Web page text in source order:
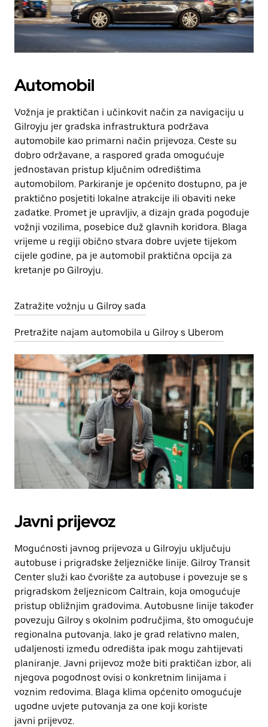
Automobil
Vožnja je praktičan i učinkovit način za navigaciju u
Gilroyju jer gradska infrastruktura podržava
automobile kao primarni način prijevoza. Ceste su
dobro održavane, a raspored grada omogućuje
jednostavan pristup ključnim odredištima
automobilom. Parkiranje je općenito dostupno, pa je
praktično posjetiti lokalne atrakcije ili obaviti neke
zadatke. Promet je upravljiv, a dizajn grada pogoduje
vožnji vozilima, posebice duž glavnih koridora. Blaga
vrijeme u regiji obično stvara dobre uvjete tijekom
cijele godine, pa je automobil praktična opcija za
kretanje po Gilroyju.
Zatražite vožnju u Gilroy sada
Pretražite najam automobila u Gilroy s Uberom
Javni prijevoz
Mogućnosti javnog prijevoza u Gilroyju uključuju
autobuse i prigradske željezničke linije. Gilroy Transit
Center služi kao čvorište za autobuse i povezuje se s
prigradskom željeznicom Caltrain, koja omogućuje
pristup obližnjim gradovima. Autobusne linije također
povezuju Gilroy s okolnim područjima, što omogućuje
regionalna putovanja. Iako je grad relativno malen,
udaljenosti između odredišta ipak mogu zahtijevati
planiranje. Javni prijevoz može biti praktičan izbor, ali
njegova pogodnost ovisi o konkretnim linijama i
voznim redovima. Blaga klima općenito omogućuje
ugodne uvjete putovanja za one koji koriste
javni prijevoz.